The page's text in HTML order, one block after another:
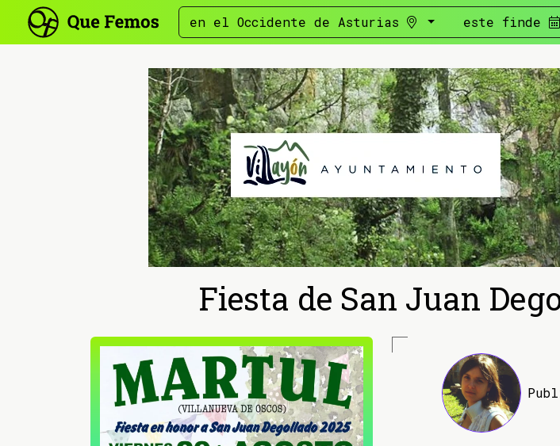
en el Occidente de Asturias este finde
Fiesta de San Juan